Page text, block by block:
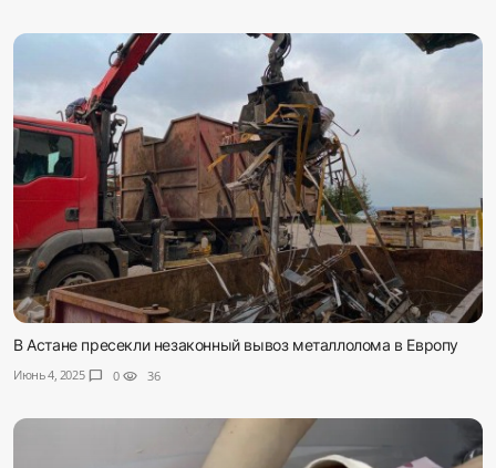
В Астане пресекли незаконный вывоз металлолома в Европу
Июнь 4, 2025 chat_bubble 0 visibility 36